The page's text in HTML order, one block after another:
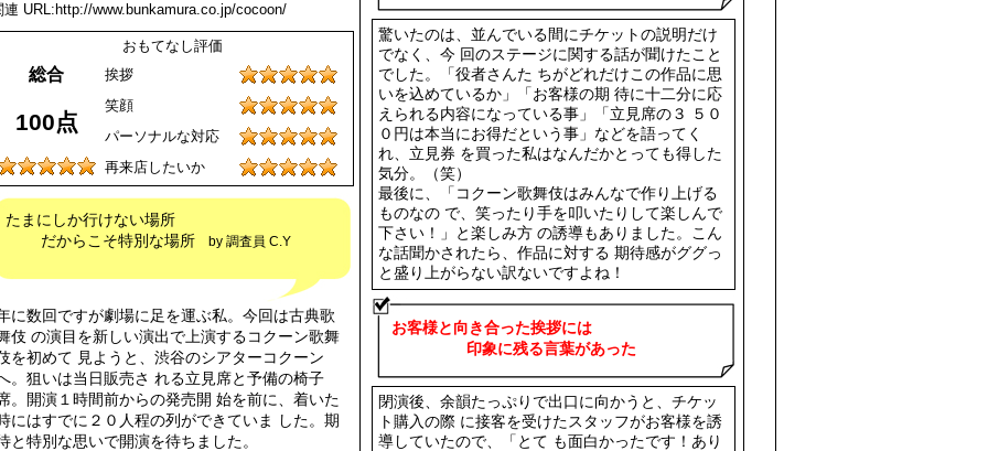
連 URL:http://www.bunkamura.co.jp/cocoon/
おもてなし評価
総合 挨拶
100点
笑顔
パーソナルな対応
再来店したいか
たまにしか行けない場所
だからこそ特別な場所 by 調査員 C.Y
に数回ですが劇場に足を運ぶ私。今回は古典歌
伎 の演目を新しい演出で上演するコクーン歌舞
を初めて 見ようと、渋谷のシアターコクーン
。狙いは当日販売さ れる立見席と予備の椅子
。開演１時間前からの発売開 始を前に、着いた
にはすでに２０人程の列ができていま した。期
と特別な思いで開演を待ちました。
驚いたのは、並んでいる間にチケットの説明だけ
でなく、今 回のステージに関する話が聞けたこと
でした。「役者さんた ちがどれだけこの作品に思
いを込めているか」「お客様の期 待に十二分に応
えられる内容になっている事」「立見席の３ ５０
０円は本当にお得だという事」などを語ってく
れ、立見券 を買った私はなんだかとっても得した
気分。（笑）
最後に、「コクーン歌舞伎はみんなで作り上げる
ものなの で、笑ったり手を叩いたりして楽しんで
下さい！」と楽しみ方 の誘導もありました。こん
な話聞かされたら、作品に対する 期待感がググっ
と盛り上がらない訳ないですよね！
お客様と向き合った挨拶には
印象に残る言葉があった
閉演後、余韻たっぷりで出口に向かうと、チケッ
ト購入の際 に接客を受けたスタッフがお客様を誘
導していたので、「とて も面白かったです！あり